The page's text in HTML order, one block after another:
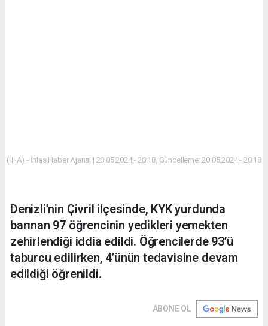
(İHA) - İhlas Haber Ajansı | 20.05.2024 - 20:18, Güncelleme: 20.05.2024 - 20:18
Denizli’nin Çivril ilçesinde, KYK yurdunda
barınan 97 öğrencinin yedikleri yemekten
zehirlendiği iddia edildi. Öğrencilerde 93’ü
taburcu edilirken, 4’ünün tedavisine devam
edildiği öğrenildi.
ABONE OL